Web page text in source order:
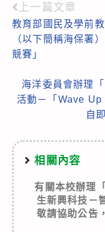
Read
more
articles
上一篇文章
教育部國民及學前
（以下簡稱海保署
競賽」
海洋委員會辦理
活動－「Wave Up
自
相關內容
有關本校辦理
生新興科技－
敬請協助公告